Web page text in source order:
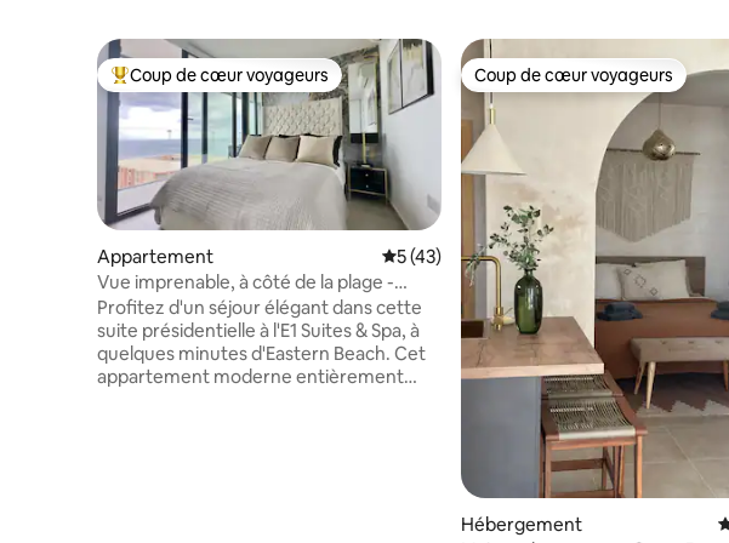
Coups de cœur voyageurs les plus appréciés
Coup de cœur voyageurs
Appartement Évaluation moyenne sur la base de 43
5 (43)
Vue imprenable, à côté de la plage -
appartement entier
Profitez d'un séjour élégant dans cette
suite présidentielle à l'E1 Suites & Spa, à
quelques minutes d'Eastern Beach. Cet
appartement moderne entièrement
Coup de cœur voyageurs
Coup de cœur voyageurs
Hébergement